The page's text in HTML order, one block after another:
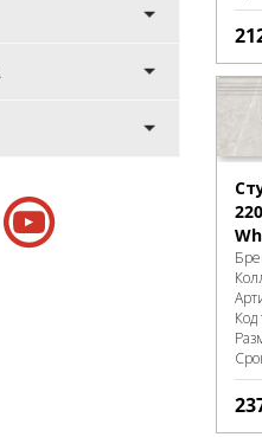
Код